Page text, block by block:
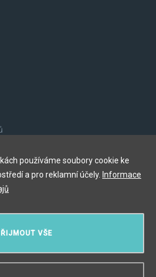
1
VŠE
používáme soubory cookie ke
a pro reklamní účely. Informace